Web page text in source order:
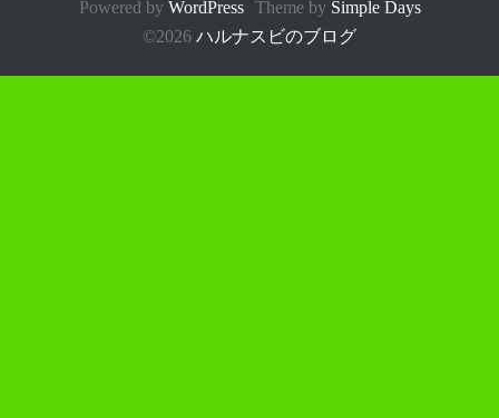
Powered by WordPress Theme by Simple Days
©2026 ハルナスビのブログ